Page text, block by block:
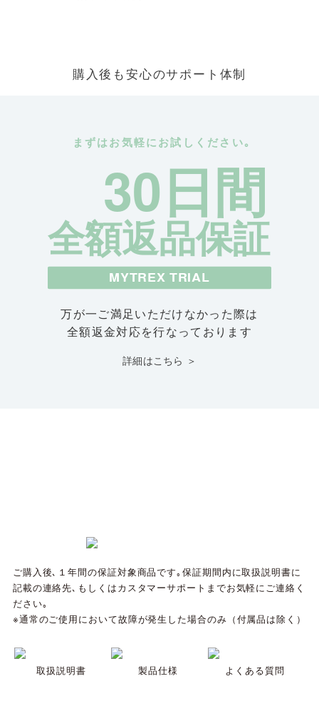
購入後も安心のサポート体制
まずはお気軽にお試しください｡
30日間
全額返品保証
MYTREX TRIAL
万が一ご満足いただけなかった際は
全額返金対応を行なっております
詳細はこちら ＞
ご購入後､１年間の保証対象商品です｡保証期間内に取扱説明書に
記載の連絡先､もしくはカスタマーサポートまでお気軽にご連絡く
ださい｡
※通常のご使用において故障が発生した場合のみ（付属品は除く）
取扱説明書 製品仕様 よくある質問